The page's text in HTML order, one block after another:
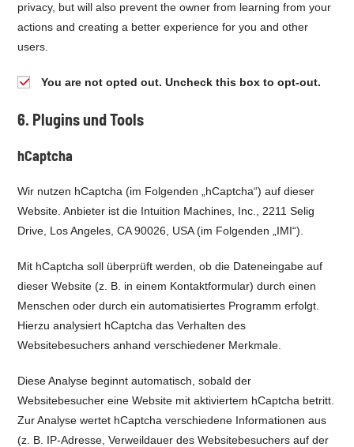
privacy, but will also prevent the owner from learning from your
actions and creating a better experience for you and other
users.
You are not opted out. Uncheck this box to opt-out.
6. Plugins und Tools
hCaptcha
Wir nutzen hCaptcha (im Folgenden „hCaptcha“) auf dieser
Website. Anbieter ist die Intuition Machines, Inc., 2211 Selig
Drive, Los Angeles, CA 90026, USA (im Folgenden „IMI“).
Mit hCaptcha soll überprüft werden, ob die Dateneingabe auf
dieser Website (z. B. in einem Kontaktformular) durch einen
Menschen oder durch ein automatisiertes Programm erfolgt.
Hierzu analysiert hCaptcha das Verhalten des
Websitebesuchers anhand verschiedener Merkmale.
Diese Analyse beginnt automatisch, sobald der
Websitebesucher eine Website mit aktiviertem hCaptcha betritt.
Zur Analyse wertet hCaptcha verschiedene Informationen aus
(z. B. IP-Adresse, Verweildauer des Websitebesuchers auf der